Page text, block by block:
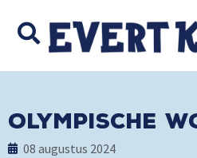
Olympische
08 augustus 2024